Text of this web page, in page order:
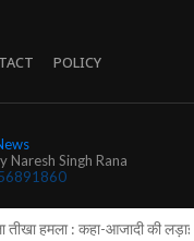
POLICY
Singh Rana
तीखा हमला : कहा-आजादी की